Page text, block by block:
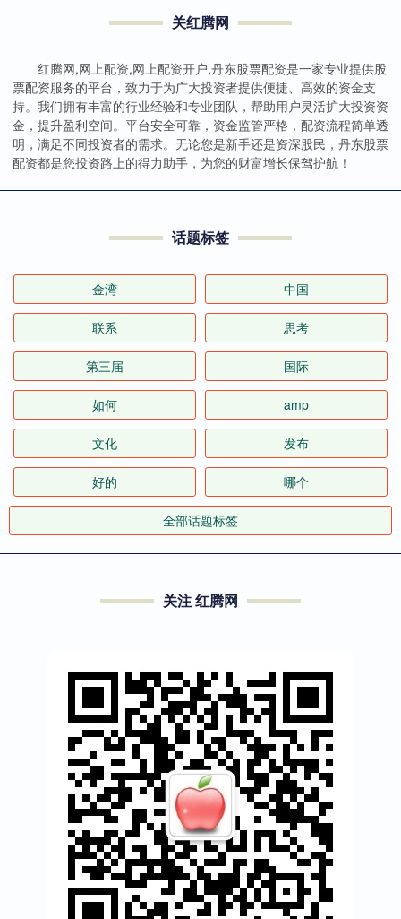
关红腾网
红腾网,网上配资,网上配资开户,丹东股票配资是一家专业提供股
票配资服务的平台，致力于为广大投资者提供便捷、高效的资金支
持。我们拥有丰富的行业经验和专业团队，帮助用户灵活扩大投资资
金，提升盈利空间。平台安全可靠，资金监管严格，配资流程简单透
明，满足不同投资者的需求。无论您是新手还是资深股民，丹东股票
配资都是您投资路上的得力助手，为您的财富增长保驾护航！
话题标签
金湾 中国
联系 思考
第三届 国际
如何 amp
文化 发布
好的 哪个
全部话题标签
关注 红腾网